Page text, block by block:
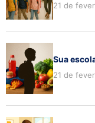
21 de
Sua
21 de